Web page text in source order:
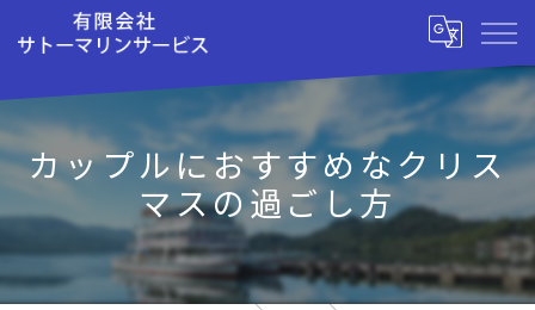
カップルにおすすめなクリス
マスの過ごし方